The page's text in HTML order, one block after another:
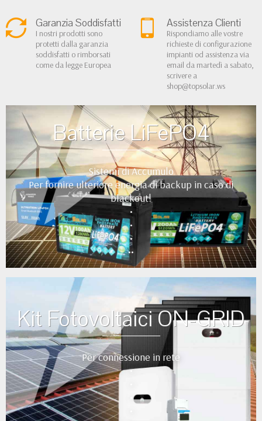
Garanzia Soddisfatti
I nostri prodotti sono
protetti dalla garanzia
soddisfatti o rimborsati
come da legge Europea
Assistenza Clienti
Rispondiamo alle vostre
richieste di configurazione
impianti od assistenza via
email da martedì a sabato,
scrivere a
shop@topsolar.ws
Batterie LiFePO4
Sistemi di Accumulo
Per fornire ulteriore energia di backup in caso di
blackout!
•
•
•
••
Kit Fotovoltaici ON-GRID
Per connessione in rete
•